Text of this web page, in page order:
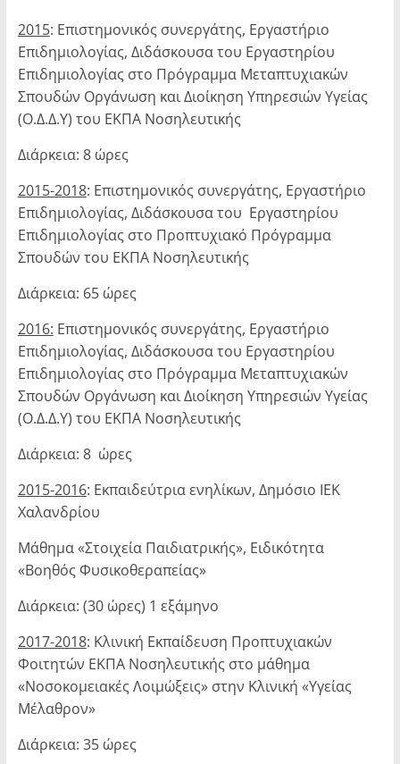
2015: Επιστημονικός συνεργάτης, Εργαστήριο
Επιδημιολογίας, Διδάσκουσα του Ερ­γαστηρίου
Επιδημιολογίας στο Πρόγραμμα Μεταπτυχιακών
Σπουδών Οργά­νωση και Διοίκηση Υπηρεσιών Υγείας
(Ο.Δ.Δ.Υ) του ΕΚΠΑ Νοσηλευτικής
Διάρκεια: 8 ώρες
2015-2018: Επιστημονικός συνεργάτης, Εργαστήριο
Επιδημιολογίας, Διδάσκουσα του Εργαστηρίου
Επιδημιολογίας στο Προπτυχιακό Πρόγραμμα
Σπουδών του ΕΚΠΑ Νοσηλευτικής
Διάρκεια: 65 ώρες
2016: Επιστημονικός συνεργάτης, Εργαστήριο
Επιδημιολογίας, Διδάσκουσα του Εργαστηρίου
Επιδημιολογίας στο Πρόγραμμα Μεταπτυχιακών
Σπουδών Οργά­νωση και Διοίκηση Υπηρεσιών Υγείας
(Ο.Δ.Δ.Υ) του ΕΚΠΑ Νοσηλευτικής
Διάρκεια: 8 ώρες
2015-2016: Εκπαιδεύτρια ενηλίκων, Δημόσιο ΙΕΚ
Χαλανδρίου
Μάθημα «Στοιχεία Παιδιατρικής», Ειδικότητα
«Βοηθός Φυσικοθεραπείας»
Διάρκεια: (30 ώρες) 1 εξάμηνο
2017-2018: Κλινική Εκπαίδευση Προπτυχιακών
Φοιτητών ΕΚΠΑ Νοσηλευτικής στο μάθημα
«Νοσοκομειακές Λοιμώξεις» στην Κλινική «Υγείας
Μέλαθρον»
Διάρκεια: 35 ώρες